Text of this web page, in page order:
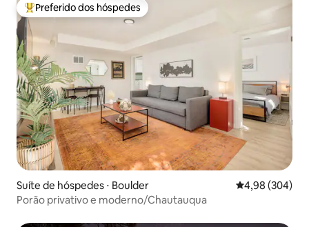
Entre os melhores preferidos dos hóspedes
Preferido dos hóspedes
Suíte de hóspedes ⋅ Boulder 4,98 de uma
4,98 (304)
Porão privativo e moderno/Chautauqua